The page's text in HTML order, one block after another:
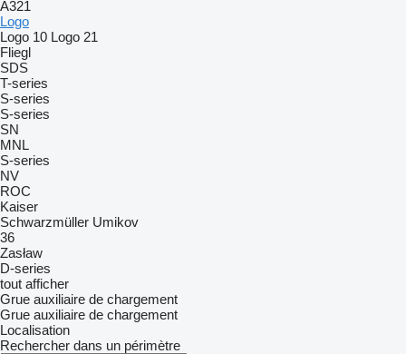
A321
Logo
Logo 10 Logo 21
Fliegl
SDS
T-series
S-series
S-series
SN
MNL
S-series
NV
ROC
Kaiser
Schwarzmüller Umikov
36
Zasław
D-series
tout afficher
Grue auxiliaire de chargement
Grue auxiliaire de chargement
Localisation
Rechercher dans un périmètre